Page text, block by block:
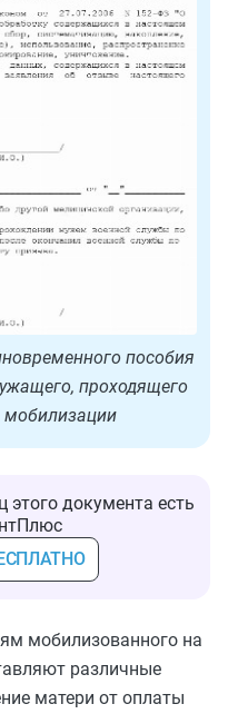
пособия
проходящего
мобилизации
этого документа есть
мобилизованного на
различные
матери от оплаты